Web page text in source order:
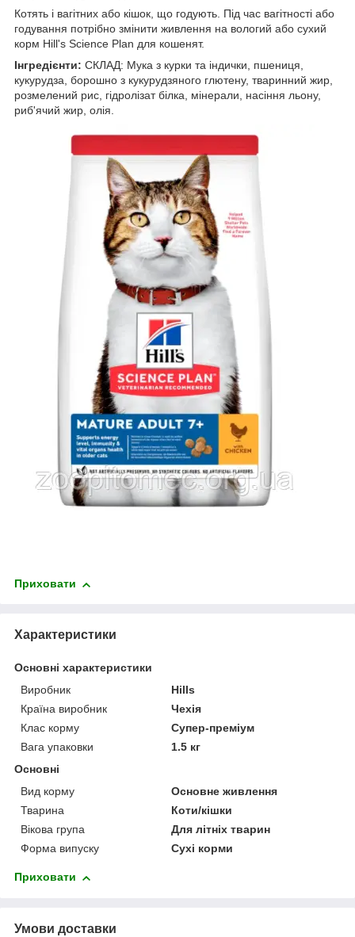
Котять і вагітних або кішок, що годують. Під час вагітності або
годування потрібно змінити живлення на вологий або сухий
корм Hill's Science Plan для кошенят.
Інгредієнти: СКЛАД: Мука з курки та індички, пшениця,
кукурудза, борошно з кукурудзяного глютену, тваринний жир,
розмелений рис, гідролізат білка, мінерали, насіння льону,
риб'ячий жир, олія.
Приховати
Характеристики
Основні характеристики
Виробник
Hills
Країна виробник
Чехія
Клас корму
Супер-преміум
Вага упаковки
1.5 кг
Основні
Вид корму
Основне живлення
Тварина
Коти/кішки
Вікова група
Для літніх тварин
Форма випуску
Сухі корми
Приховати
Умови доставки